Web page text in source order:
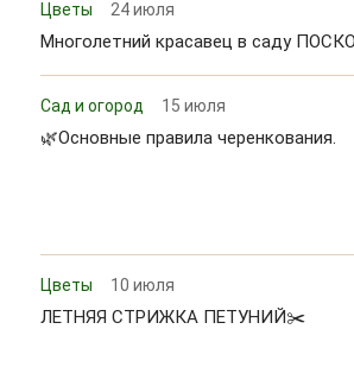
Цветы 24 июля
Многолетний красавец в саду
Сад и огород 15 июля
🌿Основные правила черенкования.
Цветы 10 июля
ЛЕТНЯЯ СТРИЖКА ПЕТУНИЙ✂️